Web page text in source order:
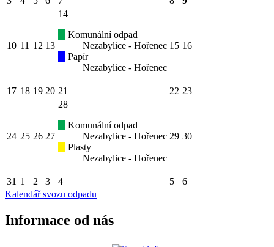
10 11 12 13
14
Komunální odpad
Nezabylice - Hořenec
Papír
Nezabylice - Hořenec
15 16
17 18 19 20 21 22 23
24 25 26 27
28
Komunální odpad
Nezabylice - Hořenec
Plasty
Nezabylice - Hořenec
29 30
31 1 2 3 4 5
6
Kalendář svozu odpadu
Informace od nás